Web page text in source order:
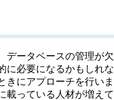
データベースの管理が欠
に必要になるかもしれな
きにアプローチを行いま
載っている人材が増えて